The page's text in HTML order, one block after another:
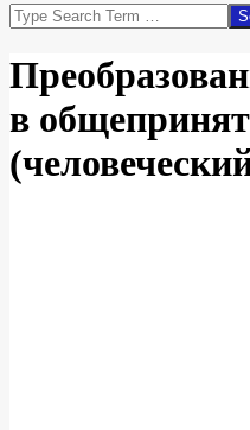
Search
в